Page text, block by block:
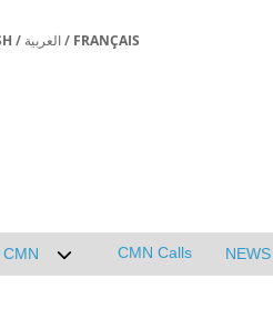
/ العربية/ FRANÇAIS
CMN
Desplegar submenú de CMN
CMN Calls
NEWS